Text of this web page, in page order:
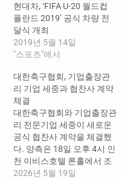
현대차, ‘FIFA U-20 월드컵
폴란드 2019’ 공식 차량 전
달식 개최
2019년 5월 14일
"스포츠"에서
대한축구협회, 기업출장관
리 기업 세중과 협찬사 계약
체결
대한축구협회와 기업출장관
리 전문기업 세중이 새로운
공식 협찬사 계약을 체결했
다. 양측은 18일 오후 4시 인
천 이비스호텔 론홀에서 조
인식을 갖고, 대한축구협회
2026년 5월 19일